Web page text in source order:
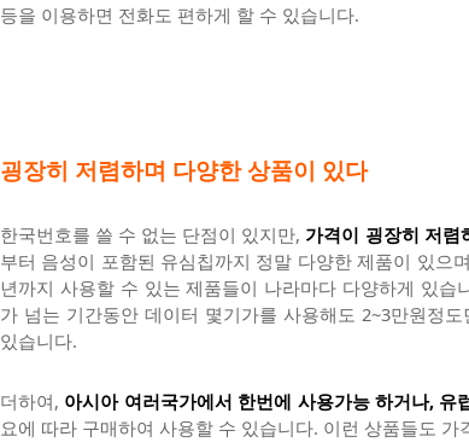
등을 이용하면 전화도 편하게 할 수 있습니다.
굉장히 저렴하며 다양한 상품이 있다
한국번호를 쓸 수 없는 단점이 있지만, 가격이 굉장히 저렴
부터 음성이 포함된 유심칩까지 정말 다양한 제품이 있으
년까지 사용할 수 있는 제품들이 나라마다 다양하게 있
가 넘는 기간동안 데이터 몇기가를 사용해도 2~3만원정
있습니다.
더하여, 아시아 여러국가에서 한번에 사용가능 하거나,
요에 따라 구매하여 사용할 수 있습니다. 이런 상품들도